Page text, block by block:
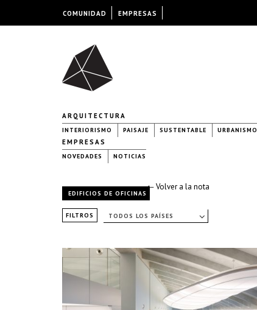
ARQUITECTURA
INTERIORISMO PAISAJE SUSTENTABLE URBANISMO
EMPRESAS
NOVEDADES NOTICIAS
← Volver a la nota
EDIFICIOS DE OFICINAS
FILTROS TODOS LOS PAÍSES
COMUNIDAD EMPRESAS